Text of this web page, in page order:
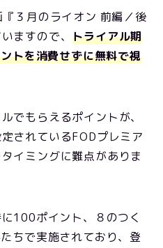
３月のライオン 前編／後
ますので、トライアル期
トを消費せずに無料で視
でもらえるポイントが、
されているFODプレミア
イミングに難点がありま
100ポイント、８のつく
ちで実施されており、登